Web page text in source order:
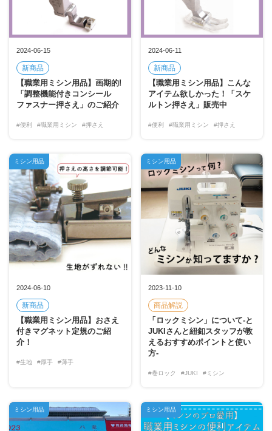
2024-06-15
新商品
【職業用ミシン用品】画期的!
「調整機能付きコンシール
ファスナー押さえ」のご紹介
#便利 #職業用ミシン #押さえ
2024-06-11
新商品
【職業用ミシン用品】こんな
アイテム欲しかった！「スケ
ルトン押さえ」販売中
#便利 #職業用ミシン #押さえ
2024-06-10
新商品
【職業用ミシン用品】おさえ
付きマグネット定規のご紹
介！
#生地 #厚手 #薄手
ミシン用品
2023-11-10
商品解説
「ロックミシン」について-と
JUKIさんと紐釦スタッフが教
えるおすすめポイントと使い
方-
#巻ロック #JUKI #ミシン
ミシン用品
ミシン用品 ミシン用品